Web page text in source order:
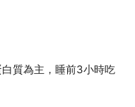
質為主，睡前3小時吃